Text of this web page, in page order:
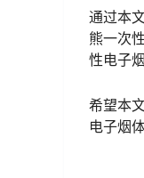
通过本
熊一次
性电子
希望本
电子烟体